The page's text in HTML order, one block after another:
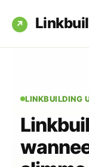
naar
inhoud
LINKBUILDING